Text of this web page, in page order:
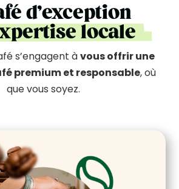
d’exception
locale
s’engagent àvous offrir une
premium et responsable, où
que vous soyez.